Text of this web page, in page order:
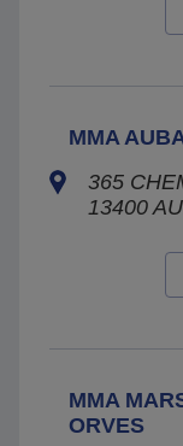
MMA
365
13400
MMA
ORVES